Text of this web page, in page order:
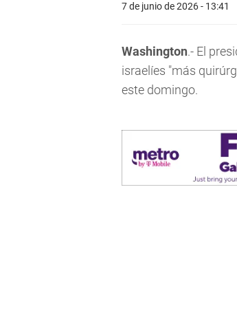
7 de junio de 2026 - 13:41
Washington.- El
israelíes "más
este domingo.